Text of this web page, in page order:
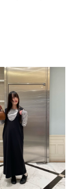
寬
彈性好
很透明